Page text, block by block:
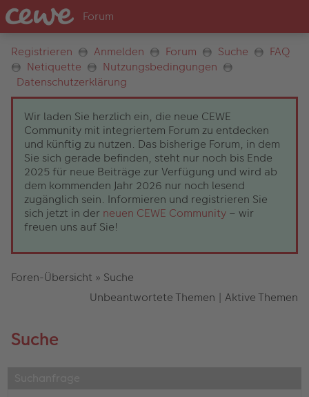
Registrieren Anmelden Forum Suche
FAQ
Netiquette
Nutzungsbedingungen
Datenschutzerklärung
Wir laden Sie herzlich ein, die neue CEWE
Community mit integriertem Forum zu entdecken
und künftig zu nutzen. Das bisherige Forum, in dem
Sie sich gerade befinden, steht nur noch bis Ende
2025 für neue Beiträge zur Verfügung und wird ab
dem kommenden Jahr 2026 nur noch lesend
zugänglich sein. Informieren und registrieren Sie
sich jetzt in der neuen CEWE Community – wir
freuen uns auf Sie!
Foren-Übersicht » Suche
Unbeantwortete Themen | Aktive Themen
Suche